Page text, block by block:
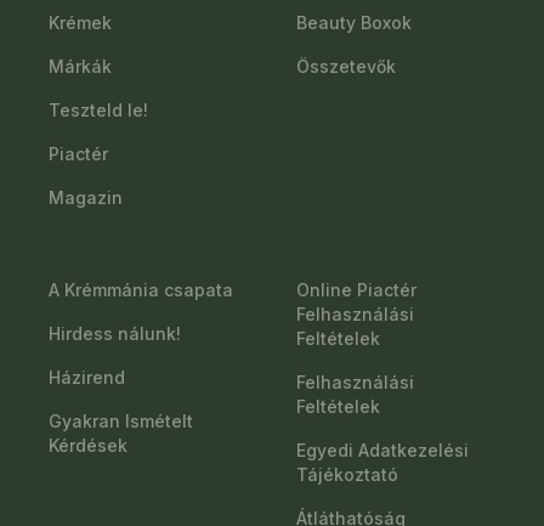
Krémek
Márkák
Teszteld le!
Piactér
Magazin
Beauty Boxok
Összetevők
A Krémmánia csapata
Hirdess nálunk!
Házirend
Gyakran Ismételt
Kérdések
Online Piactér
Felhasználási
Feltételek
Felhasználási
Feltételek
Egyedi Adatkezelési
Tájékoztató
Átláthatóság